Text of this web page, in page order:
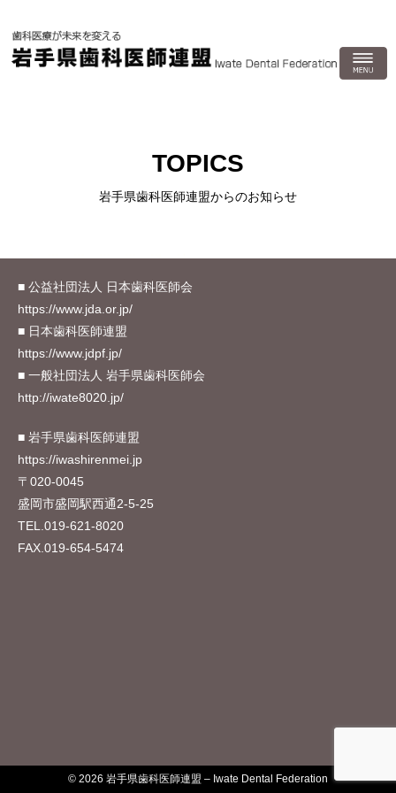
TOPICS
岩手県歯科医師連盟からのお知らせ
2024年6月14日
■ 公益社団法人 日本歯科医師会
https://www.jda.or.jp/
■ 日本歯科医師連盟
https://www.jdpf.jp/
■ 一般社団法人 岩手県歯科医師会
http://iwate8020.jp/
■ 岩手県歯科医師連盟
https://iwashirenmei.jp
〒020-0045
盛岡市盛岡駅西通2-5-25
TEL. 019-621-8020
FAX.019-654-5474
© 2026 岩手県歯科医師連盟 – Iwate Dental Federation